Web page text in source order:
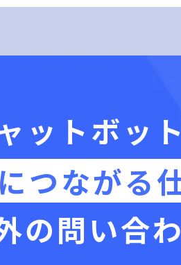
ットボッ
つながる
の問い合